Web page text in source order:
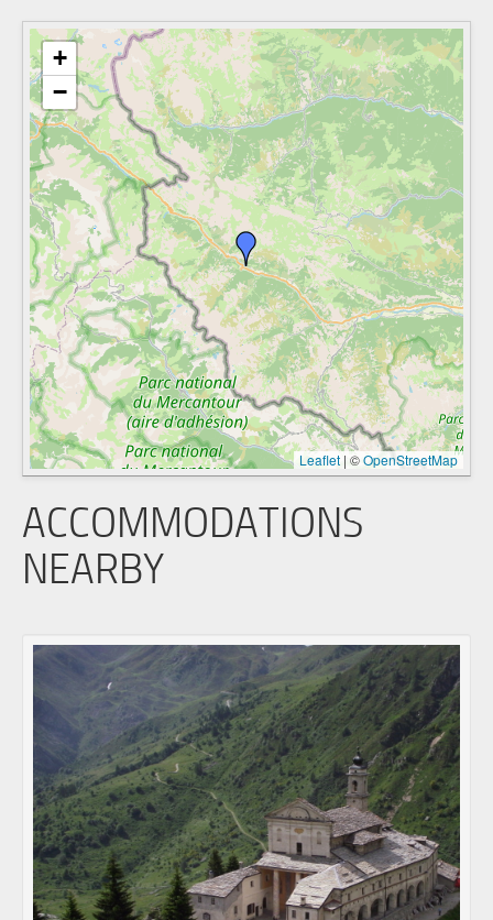
+
−
Leaflet | ©OpenStreetMap
ACCOMMODATIONS
NEARBY